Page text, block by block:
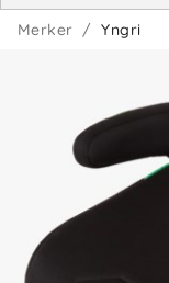
Merker Yngri